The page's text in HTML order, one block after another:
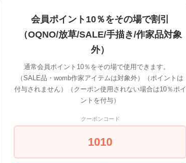
会員ポイント10％をその場で割引
（OQNO/放草/SALE/手描き/作家品対象
外）
通常会員ポイント10％をその場で使用できます。
（SALE品・womb作家アイテムは対象外）（ポイントは
付与されません）（クーポン使用されない場合は10％ポイ
ントを付与）
クーポンコード
1010